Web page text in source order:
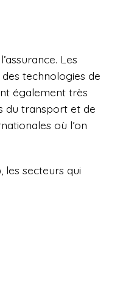
Les
technologies de
également très
du transport et de
où l’on
les secteurs qui